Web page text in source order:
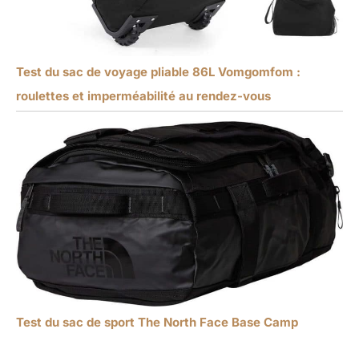
Test du sac de voyage pliable 86L Vomgomfom :
roulettes et imperméabilité au rendez-vous
Test du sac de sport The North Face Base Camp